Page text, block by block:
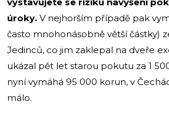
úroky. V nejhorším případě pak
často mnohonásobně větší částky)
Jedinců, co jim zaklepal na dveře
ukázal pět let starou pokutu za 1
nyní vymáhá 95 000 korun, v
málo.